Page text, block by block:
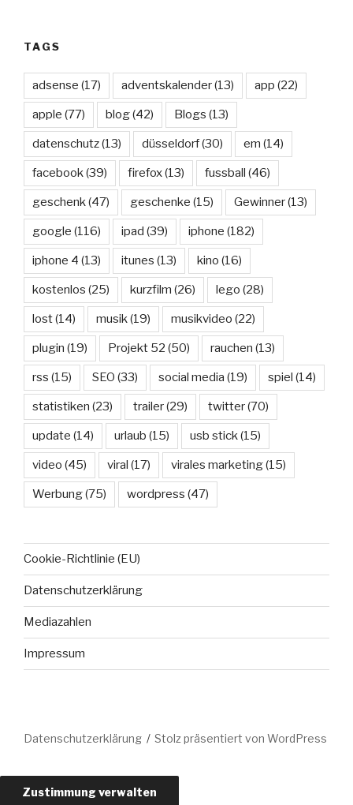
TAGS
adsense (17) adventskalender(13) app (22)
apple (77) blog(42) Blogs (13)
datenschutz(13) düsseldorf(30) em (14)
facebook(39) firefox(13) fussball (46)
geschenk(47) geschenke (15) Gewinner(13)
google (116) ipad (39) iphone (182)
iphone 4 (13) itunes (13) kino (16)
kostenlos (25) kurzfilm (26) lego (28)
lost(14) musik(19) musikvideo (22)
plugin (19) Projekt 52 (50) rauchen (13)
rss (15) SEO (33) social media (19) spiel (14)
statistiken (23) trailer(29) twitter(70)
update (14) urlaub (15) usb stick(15)
video (45) viral (17) virales marketing(15)
Werbung(75) wordpress (47)
Cookie-Richtlinie (EU)
Datenschutzerklärung
Mediazahlen
Impressum
Datenschutzerklärung Stolz präsentiert von WordPress
Zustimmung verwalten